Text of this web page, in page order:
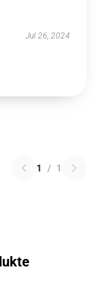
Jul 26, 2024
1 / 1